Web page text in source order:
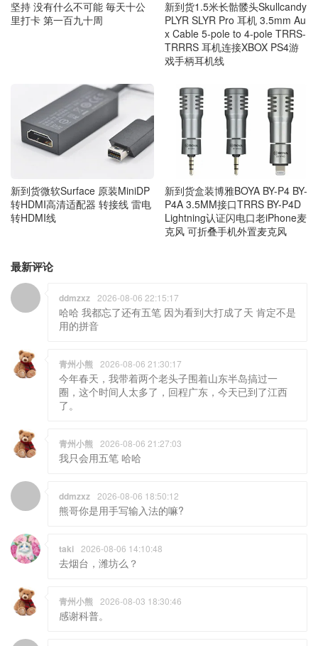
坚持 没有什么不可能 毎天十公
里打卡 第一百九十周
新到货1.5米长骷髅头Skullcandy
PLYR SLYR Pro 耳机 3.5mm Au
x Cable 5-pole to 4-pole TRRS-
TRRRS 耳机连接XBOX PS4游
戏手柄耳机线
新到货微软Surface 原装MiniDP
转HDMI高清适配器 转接线 雷电
转HDMI线
新到货盒装博雅BOYA BY-P4 BY-
P4A 3.5MM接口TRRS BY-P4D
Lightning认证闪电口老iPhone麦
克风 可折叠手机外置麦克风
最新评论
ddmzxz 2026-08-06 22:15:17
哈哈 我都忘了还有五笔 因为看到大打成了天 肯定不是
用的拼音
青州小熊 2026-08-06 21:30:17
今年春天，我带着两个老头子围着山东半岛搞过一
圈，这个时间人太多了，回程广东，今天已到了江西
了。
青州小熊 2026-08-06 21:27:03
我只会用五笔 哈哈
ddmzxz 2026-08-06 18:50:12
熊哥你是用手写输入法的嘛?
taki 2026-08-06 14:10:48
去烟台，潍坊么？
青州小熊 2026-08-03 18:30:46
感谢科普。